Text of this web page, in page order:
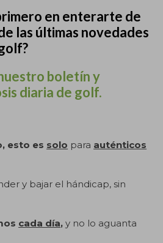
en enterarte de
las últimas novedades
boletín y
diaria de golf.
esto es solo para auténticos
y bajar el hándicap, sin
cada día,y no lo aguanta